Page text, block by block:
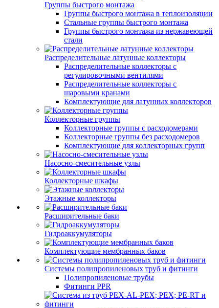
Группы быстрого монтажа
Группы быстрого монтажа в теплоизоляции
Стальные группы быстрого монтажа
Группы быстрого монтажа из нержавеющей
стали
Распределительные латунные коллекторы
Распределительные коллекторы с
регулировочными вентилями
Распределительные коллекторы с
шаровыми кранами
Комплектующие для латунных коллекторов
Коллекторные группы
Коллекторные группы с расходомерами
Коллекторные группы без расходомеров
Комплектующие для коллекторных групп
Насосно-смесительные узлы
Коллекторные шкафы
Этажные коллекторы
Расширительные баки
Гидроаккумуляторы
Комплектующие мембранных баков
Системы полипропиленовых труб и фитинги
Полипропиленовые трубы
Фитинги PPR